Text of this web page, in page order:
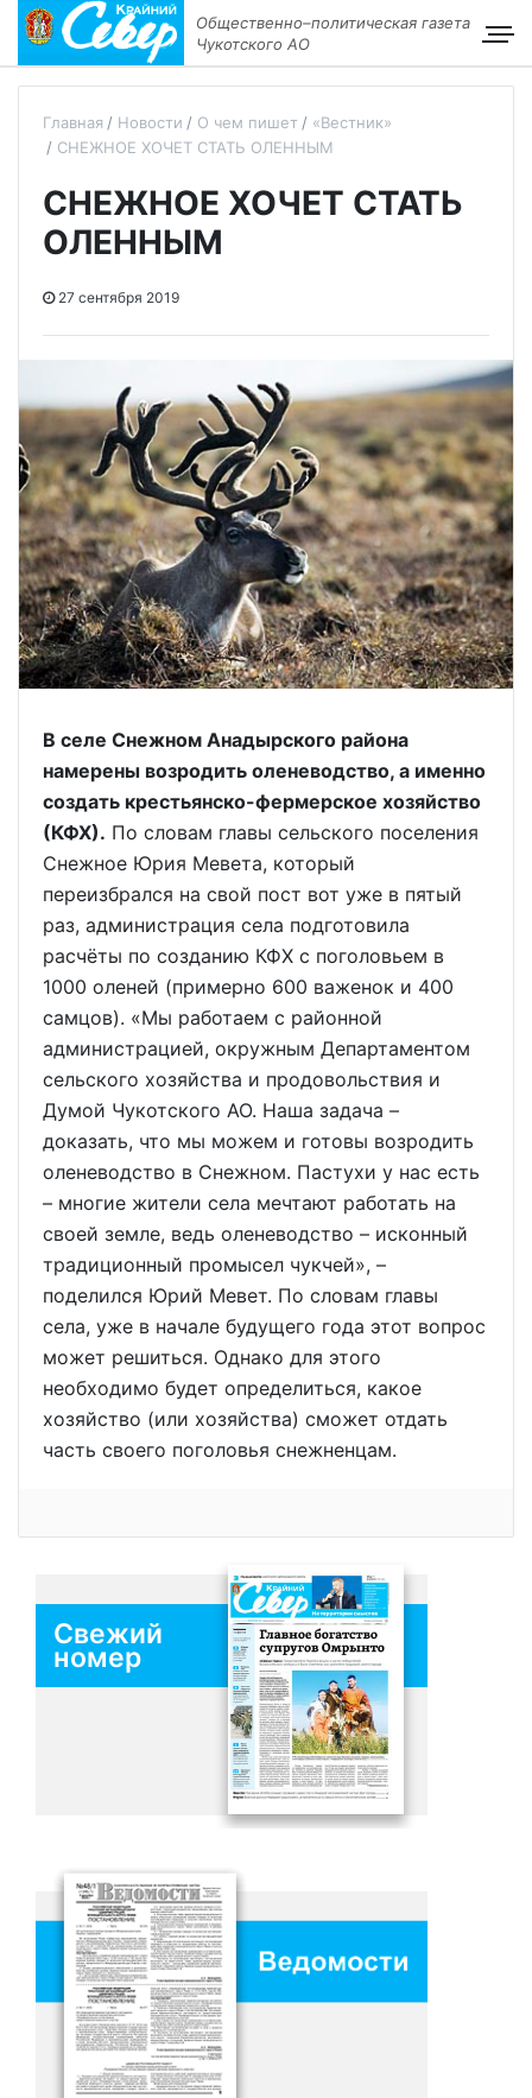
Общественно–политическая газета
Чукотского АО
Главная Новости О чем пишет
«Вестник»
СНЕЖНОЕ ХОЧЕТ СТАТЬ ОЛЕННЫМ
СНЕЖНОЕ ХОЧЕТ СТАТЬ
ОЛЕННЫМ
27 сентября 2019
В селе Снежном Анадырского района
намерены возродить оленеводство, а именно
создать крестьянско-фермерское хозяйство
(КФХ). По словам главы сельского поселения
Снежное Юрия Мевета, который
переизбрался на свой пост вот уже в пятый
раз, администрация села подготовила
расчёты по созданию КФХ с поголовьем в
1000 оленей (примерно 600 важенок и 400
самцов). «Мы работаем с районной
администрацией, окружным Департаментом
сельского хозяйства и продовольствия и
Думой Чукотского АО. Наша задача –
доказать, что мы можем и готовы возродить
оленеводство в Снежном. Пастухи у нас есть
– многие жители села мечтают работать на
своей земле, ведь оленеводство – исконный
традиционный промысел чукчей», –
поделился Юрий Мевет. По словам главы
села, уже в начале будущего года этот вопрос
может решиться. Однако для этого
необходимо будет определиться, какое
хозяйство (или хозяйства) сможет отдать
часть своего поголовья снежненцам.
Свежий
номер